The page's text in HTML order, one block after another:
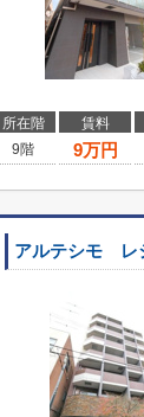
所在階 賃料
9階
9万円
アルテシモ レ